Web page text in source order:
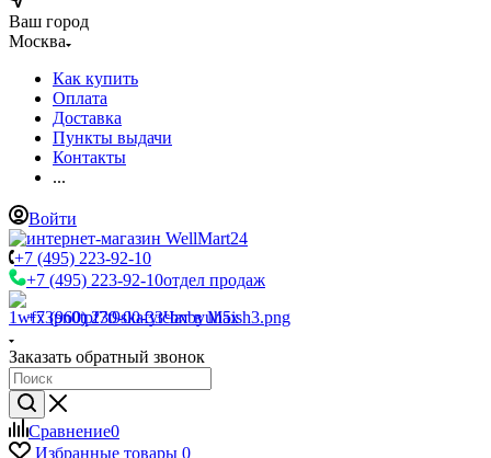
Ваш город
Москва
Как купить
Оплата
Доставка
Пункты выдачи
Контакты
...
Войти
+7 (495) 223-92-10
+7 (495) 223-92-10отдел продаж
+7 (960) 230-00-33Чат в Max
Заказать обратный звонок
Сравнение0
Избранные товары 0